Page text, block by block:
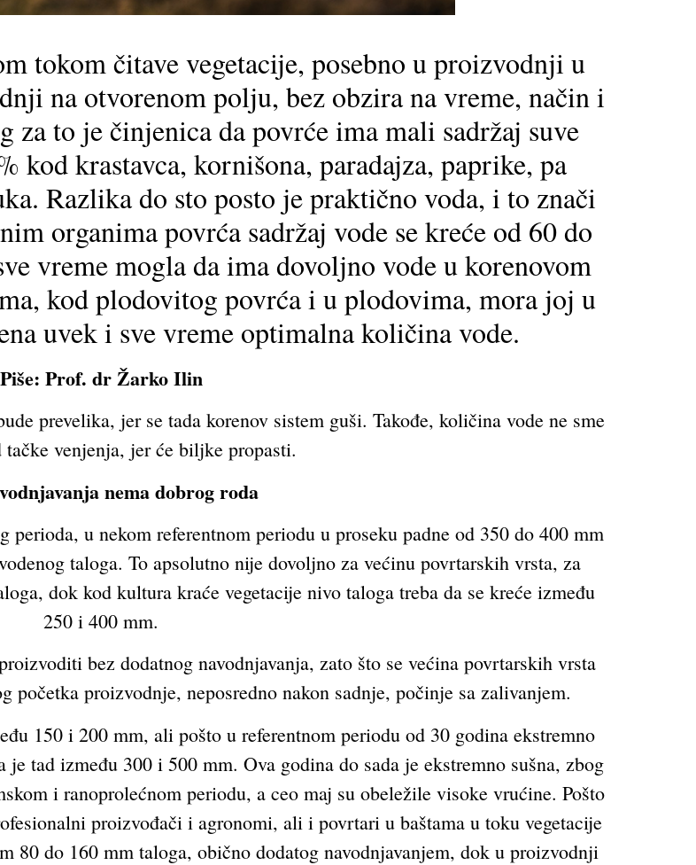
tokom čitave vegetacije, posebno u proizvodnji u
na otvorenom polju, bez obzira na vreme, način i
za to je činjenica da povrće ima mali sadržaj suve
kod krastavca, kornišona, paradajza, paprike, pa
Razlika do sto posto je praktično voda, i to znači
organima povrća sadržaj vode se kreće od 60 do
vreme mogla da ima dovoljno vode u korenovom
kod plodovitog povrća i u plodovima, mora joj u
uvek i sve vreme optimalna količina vode.
Piše: Prof. dr Žarko Ilin
prevelika, jer se tada korenov sistem guši. Takođe, količina vode ne sme
tačke venjenja, jer će biljke propasti.
nema dobrog roda
u nekom referentnom periodu u proseku padne od 350 do 400 mm
taloga. To apsolutno nije dovoljno za većinu povrtarskih vrsta, za
dok kod kultura kraće vegetacije nivo taloga treba da se kreće između
250 i 400 mm.
bez dodatnog navodnjavanja, zato što se većina povrtarskih vrsta
početka proizvodnje, neposredno nakon sadnje, počinje sa zalivanjem.
150 i 200 mm, ali pošto u referentnom periodu od 30 godina ekstremno
tad između 300 i 500 mm. Ova godina do sada je ekstremno sušna, zbog
i ranoprolećnom periodu, a ceo maj su obeležile visoke vrućine. Pošto
proizvođači i agronomi, ali i povrtari u baštama u toku vegetacije
80 do 160 mm taloga, obično dodatog navodnjavanjem, dok u proizvodnji